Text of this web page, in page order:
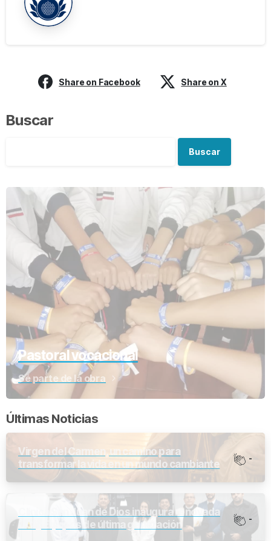
Share on Facebook Share on X
Buscar
Buscar
Pastoral vocacional
Sé parte de la obra
Últimas Noticias
Virgen del Carmen, un camino para
transformar la vida en un mundo cambiante
-
Clínica San Juan de Dios inaugura renovada
UCI y Equipos de última generación
-